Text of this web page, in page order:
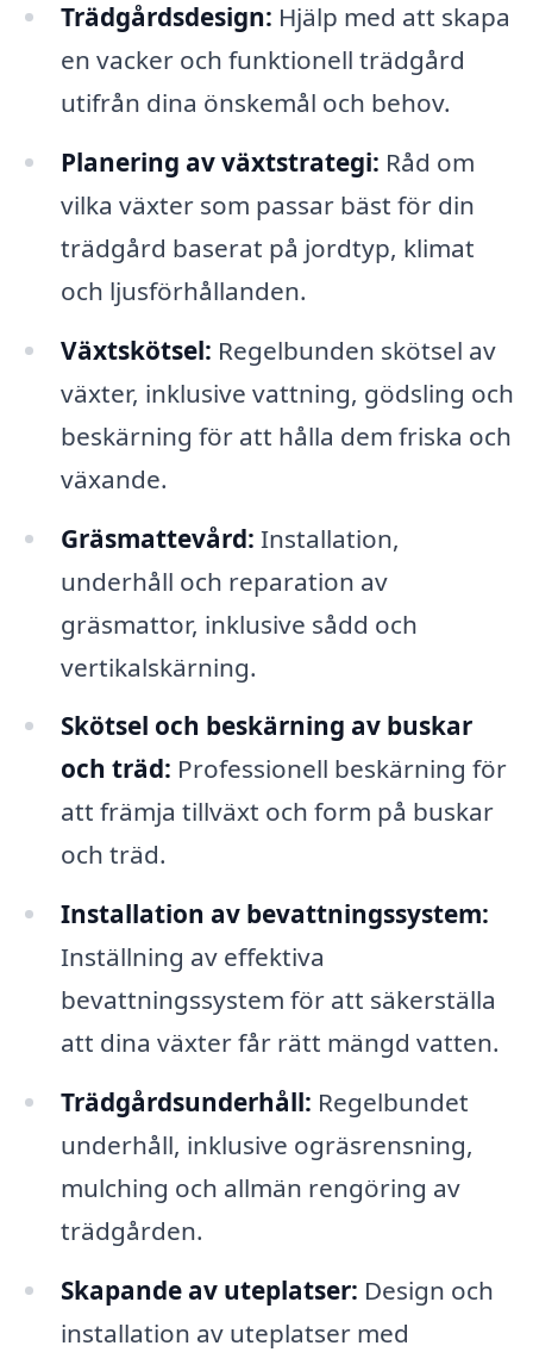
Trädgårdsdesign: Hjälp med att skapa
en vacker och funktionell trädgård
utifrån dina önskemål och behov.
Planering av växtstrategi: Råd om
vilka växter som passar bäst för din
trädgård baserat på jordtyp, klimat
och ljusförhållanden.
Växtskötsel: Regelbunden skötsel av
växter, inklusive vattning, gödsling och
beskärning för att hålla dem friska och
växande.
Gräsmattevård: Installation,
underhåll och reparation av
gräsmattor, inklusive sådd och
vertikalskärning.
Skötsel och beskärning av buskar
och träd: Professionell beskärning för
att främja tillväxt och form på buskar
och träd.
Installation av bevattningssystem:
Inställning av effektiva
bevattningssystem för att säkerställa
att dina växter får rätt mängd vatten.
Trädgårdsunderhåll: Regelbundet
underhåll, inklusive ogräsrensning,
mulching och allmän rengöring av
trädgården.
Skapande av uteplatser: Design och
installation av uteplatser med